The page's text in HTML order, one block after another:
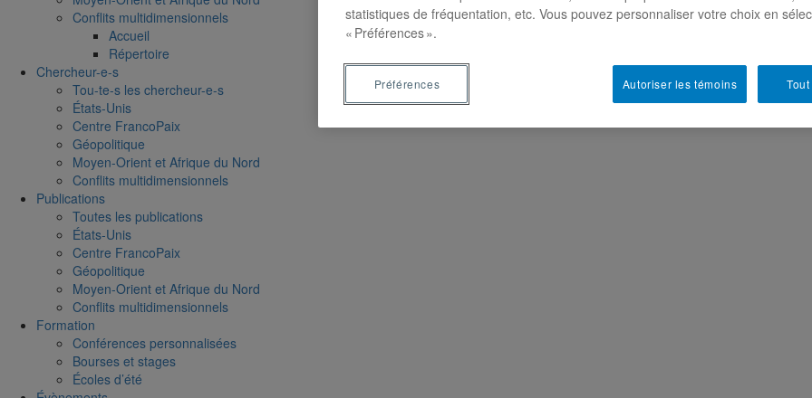
Conflits multidimensionnels
Accueil
Répertoire
Chercheur-e-s
Tou-te-s les chercheur-e-s
États-Unis
Centre FrancoPaix
Géopolitique
Moyen-Orient et Afrique du Nord
Conflits multidimensionnels
Publications
Toutes les publications
États-Unis
Centre FrancoPaix
Géopolitique
Moyen-Orient et Afrique du Nord
Conflits multidimensionnels
Formation
Conférences personnalisées
Bourses et stages
Écoles d’été
statistiques de fréquentation, etc. Vous pouvez personnaliser votre choix en
« Préférences ».
Autoriser les témoins
Préférences